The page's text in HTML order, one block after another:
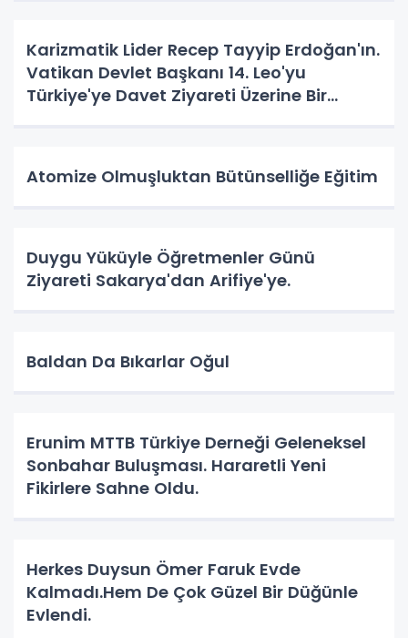
Karizmatik Lider Recep Tayyip Erdoğan'ın.
Vatikan Devlet Başkanı 14. Leo'yu
Türkiye'ye Davet Ziyareti Üzerine Bir
Atomize Olmuşluktan Bütünselliğe Eğitim
Duygu Yüküyle Öğretmenler Günü
Ziyareti Sakarya'dan Arifiye'ye.
Baldan Da Bıkarlar Oğul
Erunim MTTB Türkiye Derneği Geleneksel
Sonbahar Buluşması. Hararetli Yeni
Fikirlere Sahne Oldu.
Herkes Duysun Ömer Faruk Evde
Kalmadı.Hem De Çok Güzel Bir Düğünle
Evlendi.